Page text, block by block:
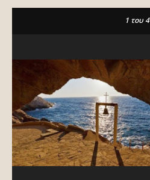
1 του 4